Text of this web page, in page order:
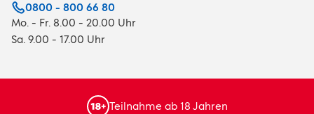
0800 - 800 66 80
Mo. - Fr. 8.00 - 20.00 Uhr
Sa. 9.00 - 17.00 Uhr
Teilnahme ab 18 Jahren